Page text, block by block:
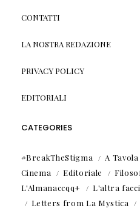
CONTATTI
LA NOSTRA REDAZIONE
PRIVACY POLICY
EDITORIALI
CATEGORIES
#BreakTheStigma A Tavola
Cinema
Editoriale
L'Almanaccqq+
L'altra
Letters from La Mystica